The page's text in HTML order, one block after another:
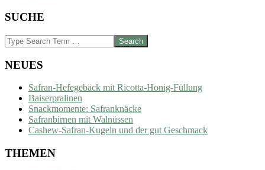
SUCHE
Search
NEUES
Safran-Hefegebäck mit Ricotta-Honig-Füllung
Baiserpralinen
Snackmomente: Safranknäcke
Safranbirnen mit Walnüssen
Cashew-Safran-Kugeln und der gut Geschmack
THEMEN